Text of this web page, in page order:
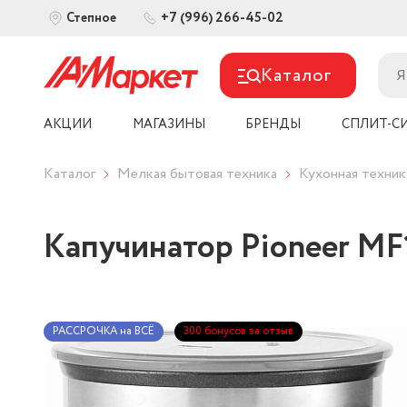
Степное +7 (996) 266-45-02
Каталог
АКЦИИ МАГАЗИНЫ БРЕНДЫ СПЛИТ-
Каталог Мелкая бытовая техника Кухонная
Капучинатор Pioneer
РАССРОЧКА на ВСЁ 300 бонусов за отзыв